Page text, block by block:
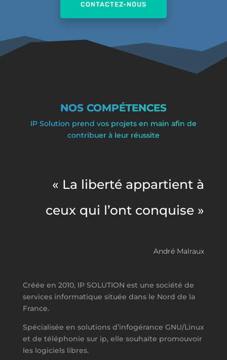
CONTACTEZ-NOUS
NOS COMPÉTENCES
IP Solution prend vos projets en main afin de
contribuer à leur réussite
« La liberté appartient à
ceux qui l’ont conquise »
André Malraux
Créée en 2010, IP SOLUTION est une société de
services informatique située dans le Nord de la
France.
Spécialisée en solutions d’infogérance GNU/Linux
et de téléphonie sur ip, elle souhaite promouvoir
les logiciels libres.